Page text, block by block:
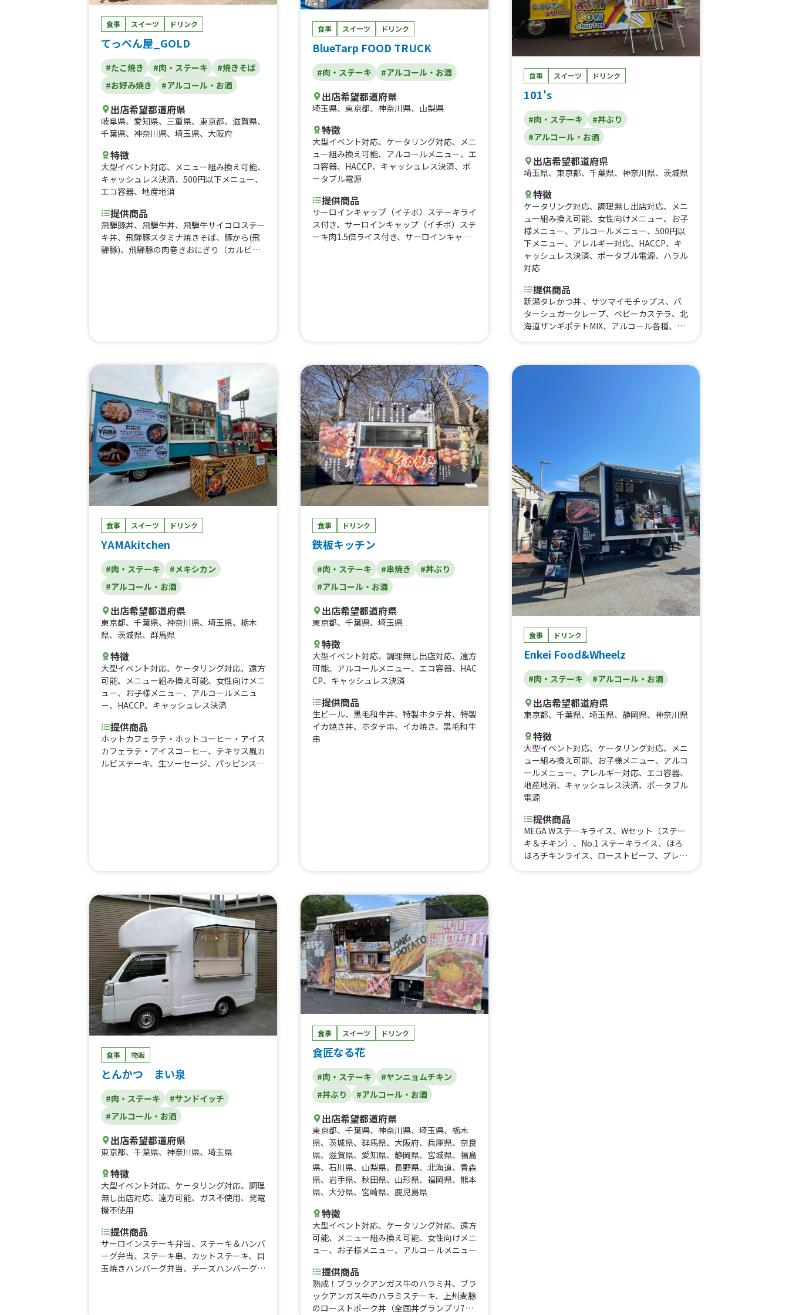
食事 スイーツ ドリンク
てっぺん屋_GOLD
#たこ焼き #肉・ステーキ
#焼きそば
#お好み焼き
#アルコール・お酒
出店希望都道府県
岐阜県、 愛知県、 三重県、 東京都、 滋賀県、
千葉県、 神奈川県、 埼玉県、 大阪府
特徴
大型イベント対応、 メニュー組み換え可能、
キャッシュレス決済、 500円以下メニュー、
エコ容器、 地産地消
提供商品
飛騨豚丼、飛騨牛丼、飛騨牛サイコロステー
キ丼、飛騨豚スタミナ焼きそば、豚から(飛
騨豚)、飛騨豚の肉巻きおにぎり（カルビ巻
ランク、ぐるぐるフランク、ふわもちアイス
バー、米粉スティックチュロス(シュガー)、
米粉スティックチュロス(シナモン)、米粉ス
ティックチュロス(抹茶)、米粉スティックチ
ュロス(ホワイトチョコ)、米粉ハートチュロ
ス(シュガー)、米粉ハートチュロス(シナモ
ン)、米粉ハートチュロス(抹茶)、米粉ハー
トチュロス(ホワイトチョコ)、クレープ(シ
ュガーバター)、岐阜イチゴのストロベリー
チョコレート、削りイチゴ、FUJIYAMAかき
氷5種、FUJIYAMAかき氷、てっぺんかき
氷、シャリシャリみかん、わらび餅パフェ、
冷やしパイン、生ビール（アサヒスーパード
ライ）、はちみつ塩レモンサワー、ラムネ、
フルーツスカッシュ、カフェオレ（HOT / IC
E）、たこ焼き(5個入り)、定番たこ焼き「王
道ソース」、定番たこ焼き「極み醤油」、定
番たこ焼き「こだわりソルト」、定番たこ焼
き「濃厚うま味噌」、定番たこ焼き「素焼
き」、一日の数量限定「イカスミ醤油オール
ブラック」、期間限定「パルプンテタコヤ
キ」
食事 スイーツ ドリンク
BlueTarp FOOD TRUCK
#肉・ステーキ #アルコール・お酒
出店希望都道府県
埼玉県、 東京都、 神奈川県、 山梨県
特徴
大型イベント対応、 ケータリング対応、 メニ
ュー組み換え可能、 アルコールメニュー、 エ
コ容器、 HACCP、 キャッシュレス決済、 ポ
ータブル電源
提供商品
サーロインキャップ（イチボ）ステーキライ
ス付き、サーロインキャップ（イチボ）ステ
ーキ肉1.5倍ライス付き、サーロインキャッ
チ）、ステーキライスW（ランチ）、ステー
キライスハーフ（ランチ）、ステーキ単品
（ランチ）、ステーキW単品（ランチ）、ロ
ーストビーフライス（ランチ）、ローストビ
ーフライスW（ランチ）、ローストビーフラ
イスハーフ（ランチ）、ローストビーフ単品
（ランチ）、ローストビーフW単品（ラン
チ）、ジャークチキンライス、ジャークチキ
ン単品、ジャークポークライス、ジャークポ
ーク単品、Wジャークライス、Wジャーク単
品、彩りソーダ、みんなのかき氷、クラムチ
ャウダー、ホットココア マシュマロ入り、
大人のかき氷、フィリーチーズステーキサン
ド、ジャマイカンビーフシチュー
食事 スイーツ ドリンク
101's
#肉・ステーキ
#丼ぶり
#アルコール・お酒
出店希望都道府県
埼玉県、 東京都、 千葉県、 神奈川県、 茨城県
特徴
ケータリング対応、 調理無し出店対応、 メニ
ュー組み換え可能、 女性向けメニュー、 お子
様メニュー、 アルコールメニュー、 500円以
下メニュー、 アレルギー対応、 HACCP、 キ
ャッシュレス決済、 ポータブル電源、 ハラル
対応
提供商品
新潟タレかつ丼 、サツマイモチップス、バ
ターシュガークレープ、ベビーカステラ、北
海道ザンギポテトMIX、アルコール各種、十
祭りおにぎり串、北海道唐揚げザンギ、北海
り牛カルビ（大）、炙りロース丼(大)、炙り
カルビ丼（大）、炙り牛カルビ、炙りロース
丼、チュロス各種（全8種類）、炙りカルビ
丼
食事 スイーツ ドリンク
YAMAkitchen
#肉・ステーキ
#メキシカン
#アルコール・お酒
出店希望都道府県
東京都、 千葉県、 神奈川県、 埼玉県、 栃木
県、 茨城県、 群馬県
特徴
大型イベント対応、 ケータリング対応、 遠方
可能、 メニュー組み換え可能、 女性向けメニ
ュー、 お子様メニュー、 アルコールメニュ
ー、 HACCP、 キャッシュレス決済
提供商品
ホットカフェラテ・ホットコーヒー・アイス
カフェラテ・アイスコーヒー、テキサス風カ
ルビステーキ、生ソーセージ、パッピンス、
食事 ドリンク
鉄板キッチン
#肉・ステーキ #串焼き
#丼ぶり
#アルコール・お酒
出店希望都道府県
東京都、 千葉県、 埼玉県
特徴
大型イベント対応、 調理無し出店対応、 遠方
可能、 アルコールメニュー、 エコ容器、 HAC
CP、 キャッシュレス決済
提供商品
生ビール、黒毛和牛丼、特製ホタテ丼、特製
イカ焼き丼、ホタテ串、イカ焼き、黒毛和牛
串
食事 ドリンク
Enkei Food&Wheelz
#肉・ステーキ #アルコール・お酒
出店希望都道府県
東京都、 千葉県、 埼玉県、 静岡県、 神奈川県
特徴
大型イベント対応、 ケータリング対応、
メニ
ュー組み換え可能、 お子様メニュー、 アルコ
ールメニュー、 アレルギー対応、 エコ容器、
地産地消、 キャッシュレス決済、 ポータブル
電源
提供商品
MEGA Wステーキライス、Wセット（ステー
キ＆チキン）、No.1 ステーキライス、ほろ
ほろチキンライス、ローストビーフ、プレッ
食事 物販
とんかつ まい泉
#肉・ステーキ
#サンドイッチ
#アルコール・お酒
出店希望都道府県
東京都、 千葉県、 神奈川県、 埼玉県
特徴
大型イベント対応、 ケータリング対応、 調理
無し出店対応、 遠方可能、 ガス不使用、 発電
機不使用
提供商品
サーロインステーキ弁当、ステーキ＆ハンバ
ーグ弁当、ステーキ串、カットステーキ、目
玉焼きハンバーグ弁当、チーズハンバーグ弁
食事 スイーツ ドリンク
食匠なる花
#肉・ステーキ
#ヤンニョムチキン
#丼ぶり
#アルコール・お酒
出店希望都道府県
東京都、 千葉県、 神奈川県、 埼玉県、 栃木
県、 茨城県、 群馬県、 大阪府、 兵庫県、 奈良
県、 滋賀県、 愛知県、 静岡県、 宮城県、 福島
県、 石川県、 山梨県、 長野県、 北海道、 青森
県、 岩手県、 秋田県、 山形県、 福岡県、 熊本
県、 大分県、 宮崎県、 鹿児島県
特徴
大型イベント対応、 ケータリング対応、 遠方
可能、 メニュー組み換え可能、 女性向けメニ
ュー、 お子様メニュー、 アルコールメニュー
提供商品
熟成！ブラックアンガス牛のハラミ丼、ブラ
ックアンガス牛のハラミステーキ、上州麦豚
のローストポーク丼（全国丼グランプリ7連